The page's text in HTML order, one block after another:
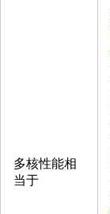
多核性能相
当于